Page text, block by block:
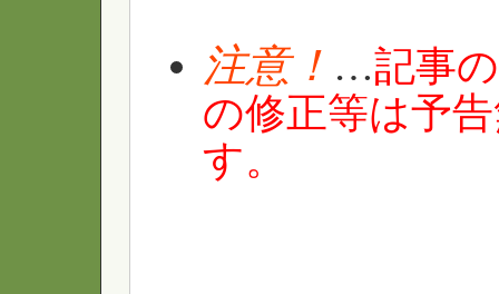
注意！ …記事
の修正等は予
す。